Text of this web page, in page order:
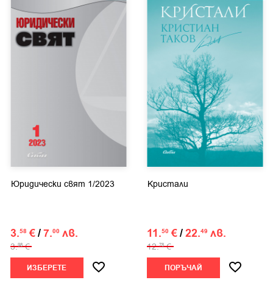
Юридически свят 1/2023
3.58 €/7.00 лв.
3.98 €
ИЗБЕРЕТЕ
Кристали
11.50 €/22.49 лв.
12.78 €
ПОРЪЧАЙ